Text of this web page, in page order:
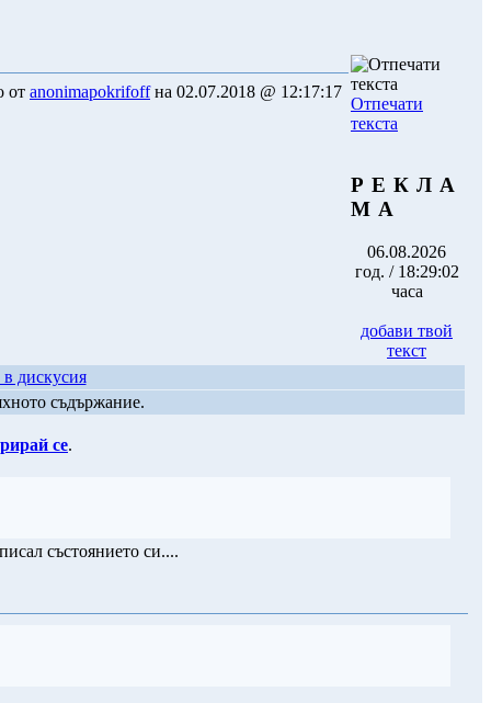
от anonimapokrifoffна 02.07.2018 @ 12:17:17
Отпечати
текста
Р Е К Л А
М А
06.08.2026
год. / 18:29:02
часа
добави твой
текст
дискусия
съдържание.
се.
състоянието си....